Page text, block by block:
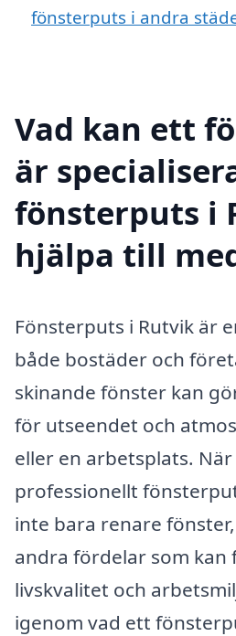
fönsterputs i andra
Vad kan ett
är
fönsterputs i
hjälpa till
Fönsterputs i Rutvik är
både bostäder och
skinande fönster kan
för utseendet och
eller en arbetsplats.
professionellt
inte bara renare
andra fördelar som
livskvalitet och
igenom vad ett